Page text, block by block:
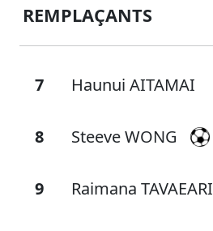
REMPLAÇANTS
7 Haunui AITAMAI
8 Steeve WONG
9 Raimana